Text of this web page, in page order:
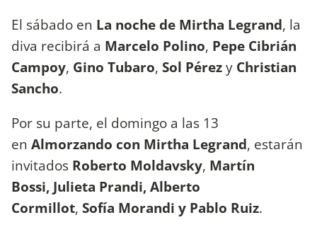
El sábado en La noche de Mirtha Legrand, la
diva recibirá a Marcelo Polino, Pepe Cibrián
Campoy, Gino Tubaro, Sol Pérezy Christian
Sancho.
Por su parte, el domingo a las 13
en Almorzando con Mirtha Legrand, estarán
invitados Roberto Moldavsky, Martín
Bossi, Julieta Prandi, Alberto
Cormillot, Sofía Morandi y Pablo Ruiz.